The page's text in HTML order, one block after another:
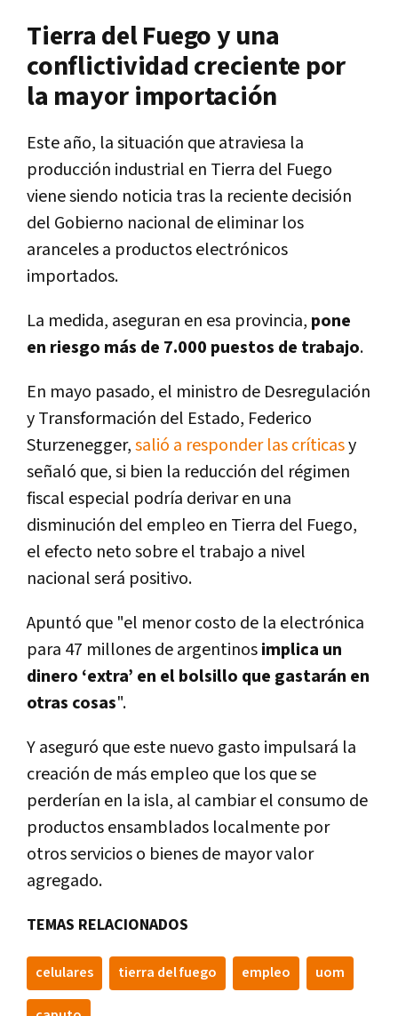
Tierra del Fuego y una
conflictividad creciente por
la mayor importación
Este año, la situación que atraviesa la
producción industrial en Tierra del Fuego
viene siendo noticia tras la reciente decisión
del Gobierno nacional de eliminar los
aranceles a productos electrónicos
importados.
La medida, aseguran en esa provincia, pone
en riesgo más de 7.000 puestos de trabajo.
En mayo pasado, el ministro de Desregulación
y Transformación del Estado, Federico
Sturzenegger,salió a responder las críticasy
señaló que, si bien la reducción del régimen
fiscal especial podría derivar en una
disminución del empleo en Tierra del Fuego,
el efecto neto sobre el trabajo a nivel
nacional será positivo.
Apuntó que "el menor costo de la electrónica
para 47 millones de argentinosimplica un
dinero ‘extra’ en el bolsillo que gastarán en
otras cosas".
Y aseguró que este nuevo gasto impulsará la
creación de más empleo que los que se
perderían en la isla, al cambiar el consumo de
productos ensamblados localmente por
otros servicios o bienes de mayor valor
agregado.
TEMAS RELACIONADOS
celulares tierra del fuego empleo uom